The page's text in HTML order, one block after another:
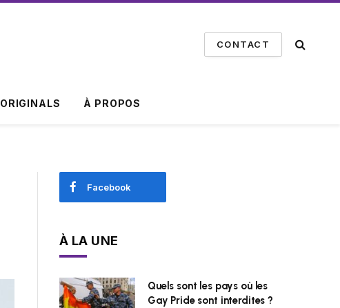
CONTACT
ORIGINALS À PROPOS
Facebook
À LA UNE
Quels sont les pays où les
Gay Pride sont interdites ?